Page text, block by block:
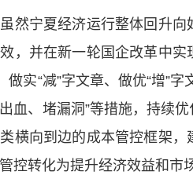
宁夏经济运行整体回升向
，并在新一轮国企改革中
做实“减”字文章、做优“增”
血、堵漏洞”等措施，持续
横向到边的成本管控框架
控转化为提升经济效益和市